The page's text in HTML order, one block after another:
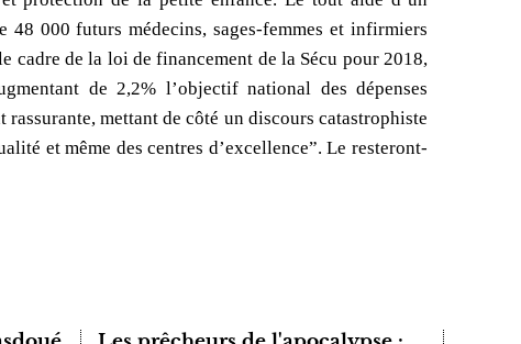
000 futurs médecins, sages-femmes et infirmiers
cadre de la loi de financement de la Sécu pour 2018,
de 2,2% l’objectif national des dépenses
mettant de côté un discours catastrophiste
et même des centres d’excellence”. Le resteront-